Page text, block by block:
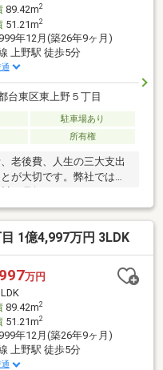
89.42m2
51.21m2
年12月(築26年9ヶ月)
上野駅 徒歩5分
台東区東上野５丁目
駐車場あり
所有権
老後費、人生の三大支出
が大切です。弊社では住
1億4,997万円 3LDK
万円
89.42m2
51.21m2
年12月(築26年9ヶ月)
上野駅 徒歩5分